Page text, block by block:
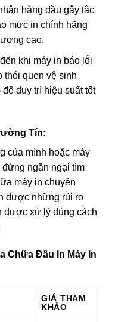
hàng đầu gây tắc
mực in chính hãng
cao.
khi máy in báo lỗi
thói quen vệ sinh
duy trì hiệu suất tốt
Tín:
của mình hoặc máy
ngần ngại tìm
máy in chuyên
được những rủi ro
được xử lý đúng cách
Chữa Đầu In Máy In
GIÁ THAM
KHẢO